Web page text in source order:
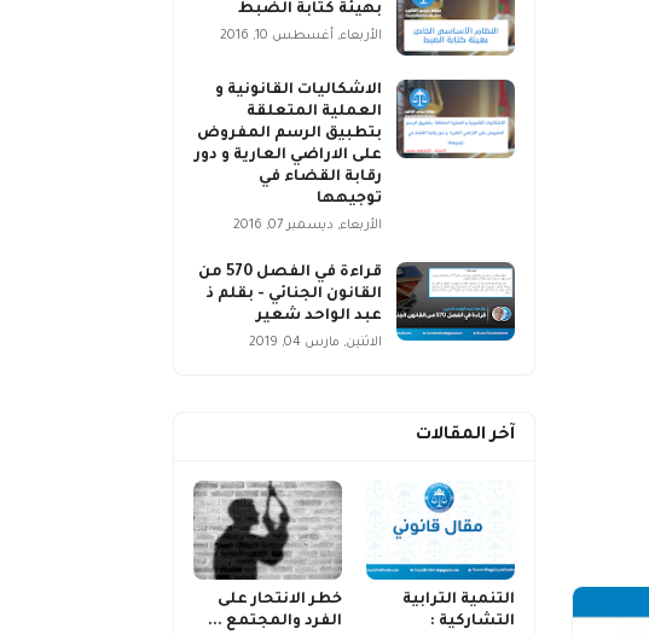
بهيئة كتابة الضبط
الأربعاء, أغسطس 10, 2016
الاشكاليات القانونية و
العملية المتعلقة
بتطبيق الرسم المفروض
على الاراضي العارية و دور
رقابة القضاء في
توجيهها
الأربعاء, ديسمبر 07, 2016
قراءة في الفصل 570 من
القانون الجنائي - بقلم ذ
عبد الواحد شعير
الاثنين, مارس 04, 2019
آخر المقالات
التنمية الترابية
التشاركية :
خطر الانتحار على
الفرد والمجتمع ...